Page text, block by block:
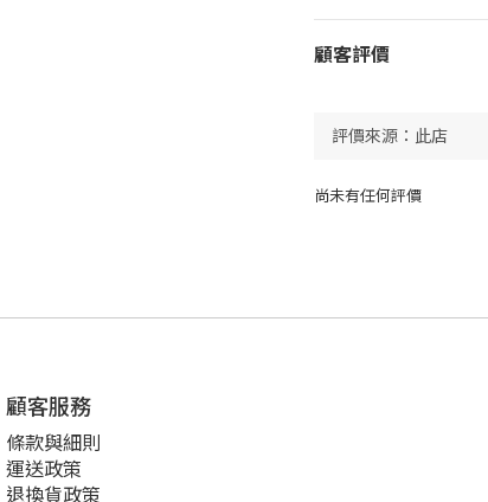
顧客評價
尚未有任何評價
顧客服務
條款與細則
運送政策
退換貨政策